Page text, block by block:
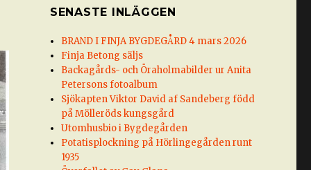
SENASTE INLÄGGEN
BRAND I FINJA BYGDEGÅRD 4 mars 2026
Finja Betong säljs
Backagårds- och Öraholmabilder ur Anita
Petersons fotoalbum
Sjökapten Viktor David af Sandeberg född
på Mölleröds kungsgård
Utomhusbio i Bygdegården
Potatisplockning på Hörlingegården runt
1935